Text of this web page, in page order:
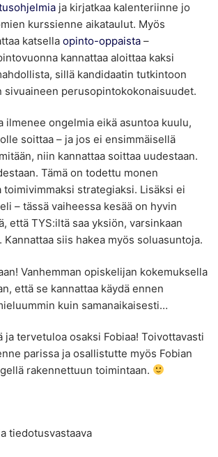
ja kirjatkaa kalenteriinne jo
kurssienne aikataulut. Myös
katsella opinto-oppaista –
kannattaa aloittaa kaksi
sillä kandidaatin tutkintoon
sivuaineen perusopintokokonaisuudet.
ilmenee ongelmia eikä asuntoa kuulu,
soittaa – ja jos ei ensimmäisellä
niin kannattaa soittaa uudestaan.
Tämä on todettu monen
strategiaksi. Lisäksi ei
– tässä vaiheessa kesää on hyvin
että TYS:iltä saa yksiön, varsinkaan
siis hakea myös soluasuntoja.
Vanhemman opiskelijan kokemuksella
että se kannattaa käydä ennen
kuin samanaikaisesti…
ja tervetuloa osaksi Fobiaa! Toivottavasti
parissa ja osallistutte myös Fobian
rakennettuun toimintaan.
tiedotusvastaava